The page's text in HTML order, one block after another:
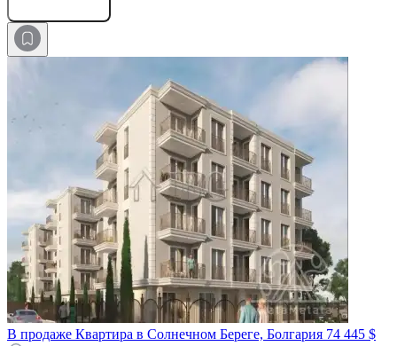
В продаже Квартира в Солнечном Береге, Болгария 74 445 $